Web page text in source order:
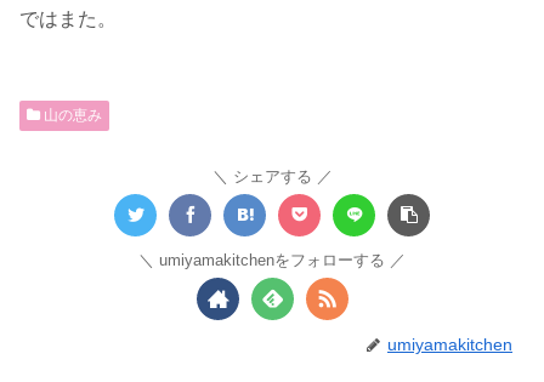
ではまた。
山の恵み
シェアする
umiyamakitchenをフォローする
umiyamakitchen